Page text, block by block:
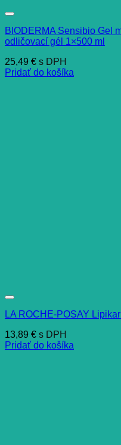
BIODERMA Sensibio Gel
odličovací gél 1×500 ml
25,49 € s DPH
Pridať do košíka
LA ROCHE-POSAY
13,89 € s DPH
Pridať do košíka